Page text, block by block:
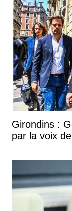
Girondins :
par la voix